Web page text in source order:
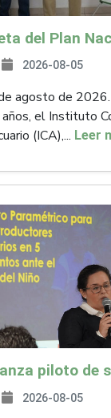
2026-08-05
agosto de
el Instituto
(ICA),... Leer
2026-08-05